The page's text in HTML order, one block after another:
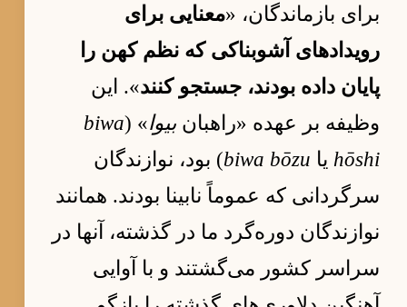
برای بازماندگان، «معنایی برای
رویدادهای آشوبناکی که نظم کهن را
پایان داده بودند، جستجو کنند». این
وظیفه بر عهده «راهبان بیوا» (
biwa
hōshi یا biwa bōzu) بود، نوازندگان
سرگردانی که عموماً نابینا بودند. همانند
نوازندگان دوره‌گرد ما در گذشته، آنها در
سراسر کشور می‌گشتند و با آوایی